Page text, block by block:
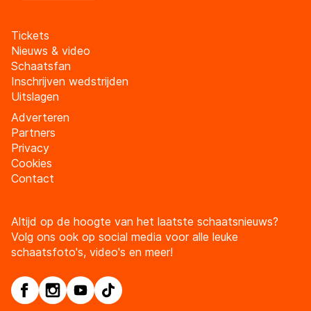
Tickets
Nieuws & video
Schaatsfan
Inschrijven wedstrijden
Uitslagen
Adverteren
Partners
Privacy
Cookies
Contact
Altijd op de hoogte van het laatste schaatsnieuws?
Volg ons ook op social media voor alle leuke
schaatsfoto's, video's en meer!